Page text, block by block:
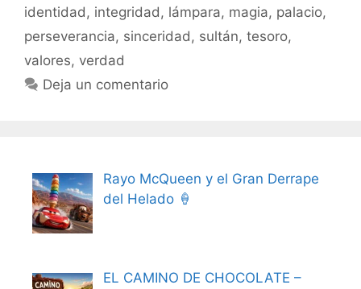
identidad, integridad, lámpara, magia, palacio,
perseverancia, sinceridad, sultán, tesoro,
valores, verdad
Deja un comentario
Rayo McQueen y el Gran Derrape
del Helado 🍦
EL CAMINO DE CHOCOLATE –